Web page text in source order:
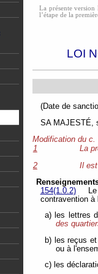
La présente
l’étape de la
LOI
(Date
SA MAJESTÉ,
Modification du c.
1
La
2
Il
154(1.0.2)
contravention à
a) les lettres
des
b) les reçus
ou à
c) les